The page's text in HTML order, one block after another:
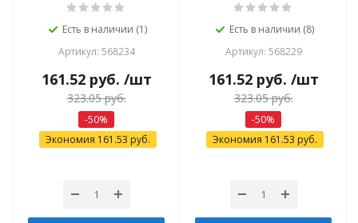
Есть в наличии (1)
Артикул: 568234
161.52руб. /шт
323.05руб.
-50%
Экономия 161.53 руб.
Есть в наличии (8)
Артикул: 568229
161.52руб. /шт
323.05руб.
-50%
Экономия 161.53 руб.